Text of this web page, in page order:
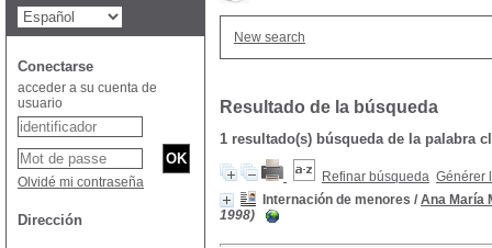
New search
Resultado de la búsqueda
1 resultado(s) búsqueda de la palabra
Refinar búsqueda Générer
Internación de menores / Ana María
1998)
Conectarse
acceder a su cuenta de
usuario
Olvidé mi contraseña
Dirección